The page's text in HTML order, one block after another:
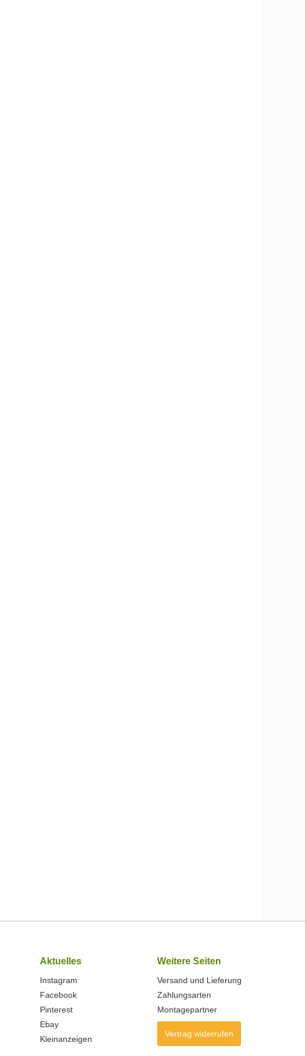
Aktuelles
Instagram
Facebook
Pinterest
Ebay
Kleinanzeigen
Weitere Seiten
Versand und Lieferung
Zahlungsarten
Montagepartner
Vertrag widerrufen